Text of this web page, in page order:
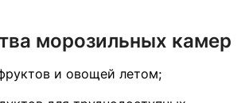
морозильных камер
и овощей летом;